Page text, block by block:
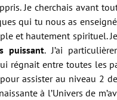
Je cherchais avant
qui tu nous as
et hautement spirituel.
puissant. J’ai
régnait entre toutes les
assister au niveau 2 de
à l’Univers de